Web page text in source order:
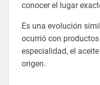
conocer el lugar
Es una evolución
ocurrió con
especialidad, el
origen.